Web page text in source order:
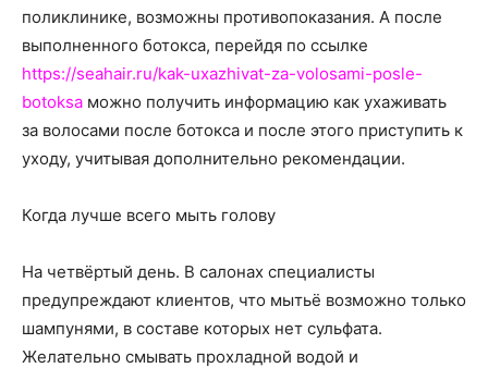
нем
поликлинике, возможны противопоказания. А после
выполненного ботокса, перейдя по ссылке
https://seahair.ru/kak-uxazhivat-za-volosami-posle-
botoksa можно получить информацию как ухаживать
за волосами после ботокса и после этого приступить к
уходу, учитывая дополнительно рекомендации.
Когда лучше всего мыть голову
На четвёртый день. В салонах специалисты
предупреждают клиентов, что мытьё возможно только
шампунями, в составе которых нет сульфата.
Желательно смывать прохладной водой и